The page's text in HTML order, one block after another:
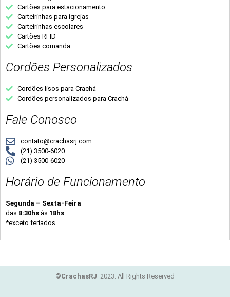
Cartões para estacionamento
Carteirinhas para igrejas
Carteirinhas escolares
Cartões RFID
Cartões comanda
Cordões Personalizados
Cordões lisos para Crachá
Cordões personalizados para Crachá
Fale Conosco
contato@crachasrj.com
(21) 3500-6020
(21) 3500-6020
Horário de Funcionamento
Segunda – Sexta-Feira
das 8:30hs às 18hs
*exceto feriados
©CrachasRJ 2023. All Rights Reserved